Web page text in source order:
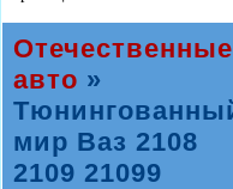
Отечественные
авто »
мир Ваз 2108
2109 21099